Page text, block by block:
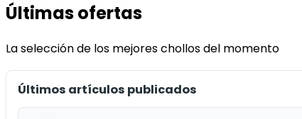
Últimas ofertas
La selección de los mejores chollos del momento
Últimos artículos publicados